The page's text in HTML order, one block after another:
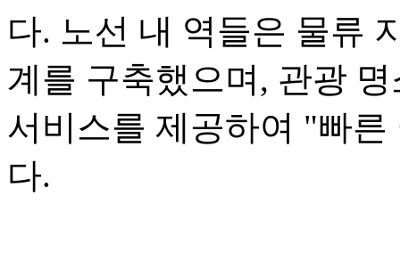
다. 노선 내 역들은 물류
계를 구축했으며, 관광
서비스를 제공하여 "빠
다.